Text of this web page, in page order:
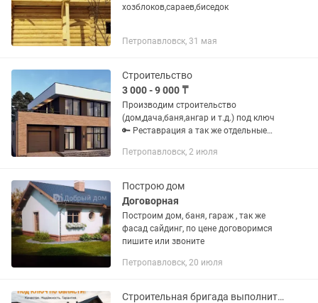
хозблоков,сараев,биседок
Петропавловск, 31 мая
Строительство
3 000 - 9 000 ₸
Производим строительство
(дом,дача,баня,ангар и т.д.) под ключ
🔑 Реставрация а так же отдельные
и Качество, Пенсионерам скидки!
Петропавловск, 2 июля
Построю дом
Договорная
Построим дом, баня, гараж , так же
фасад сайдинг, по цене договоримся
пишите или звоните
Петропавловск, 20 июля
Строительная бригада выполнит любой ваш заказ